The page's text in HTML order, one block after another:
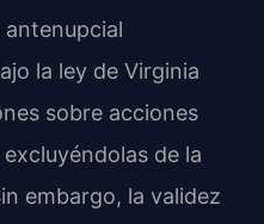
la ley de Virginia
sobre acciones
de la
embargo, la validez